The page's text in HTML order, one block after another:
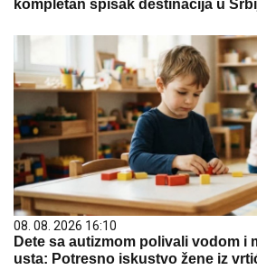
kompletan spisak destinacija u
08. 08. 2026 16:10
Dete sa autizmom polivali vodom i
usta: Potresno iskustvo žene iz